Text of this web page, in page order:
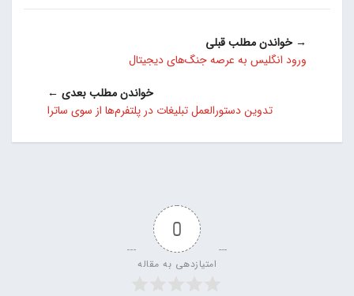
→ خواندن مطلب قبلی
ورود انگلیس به عرصه جنگ‌های دیجیتال
خواندن مطلب بعدی ←
تدوین دستورالعمل تبلیغات در پلتفرم‌ها از سوی ساترا
0
امتیازدهی به مقاله